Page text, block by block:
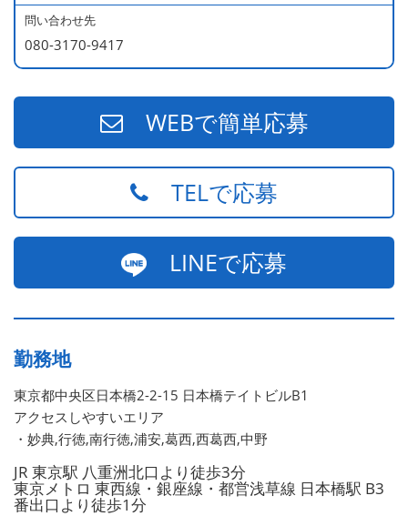
問い合わせ先
080-3170-9417
WEBで簡単応募
TELで応募
LINEで応募
勤務地
東京都中央区日本橋2-2-15 日本橋テイトビルB1
アクセスしやすいエリア
・妙典,行徳,南行徳,浦安,葛西,西葛西,中野
JR 東京駅 八重洲北口より徒歩3分
東京メトロ 東西線・銀座線・都営浅草線 日本橋駅 B3
番出口より徒歩1分